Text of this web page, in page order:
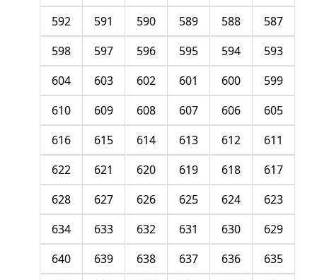
587
588
589
590
591
592
593
594
595
596
597
598
599
600
601
602
603
604
605
606
607
608
609
610
611
612
613
614
615
616
617
618
619
620
621
622
623
624
625
626
627
628
629
630
631
632
633
634
635
636
637
638
639
640